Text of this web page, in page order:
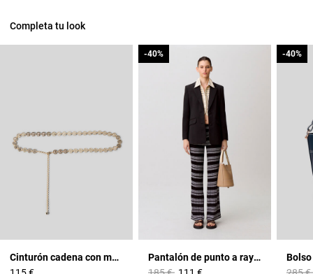
Completa tu look
Cinturón cadena con medallones CP
Pantalón de punto a rayas
Price reduced from
to
-40%
-40%
Price
-40%
-40%